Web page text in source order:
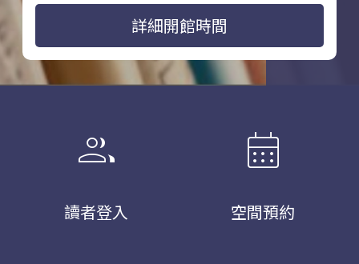
詳細開館時間
group
讀者登入
calendar_month
空間預約